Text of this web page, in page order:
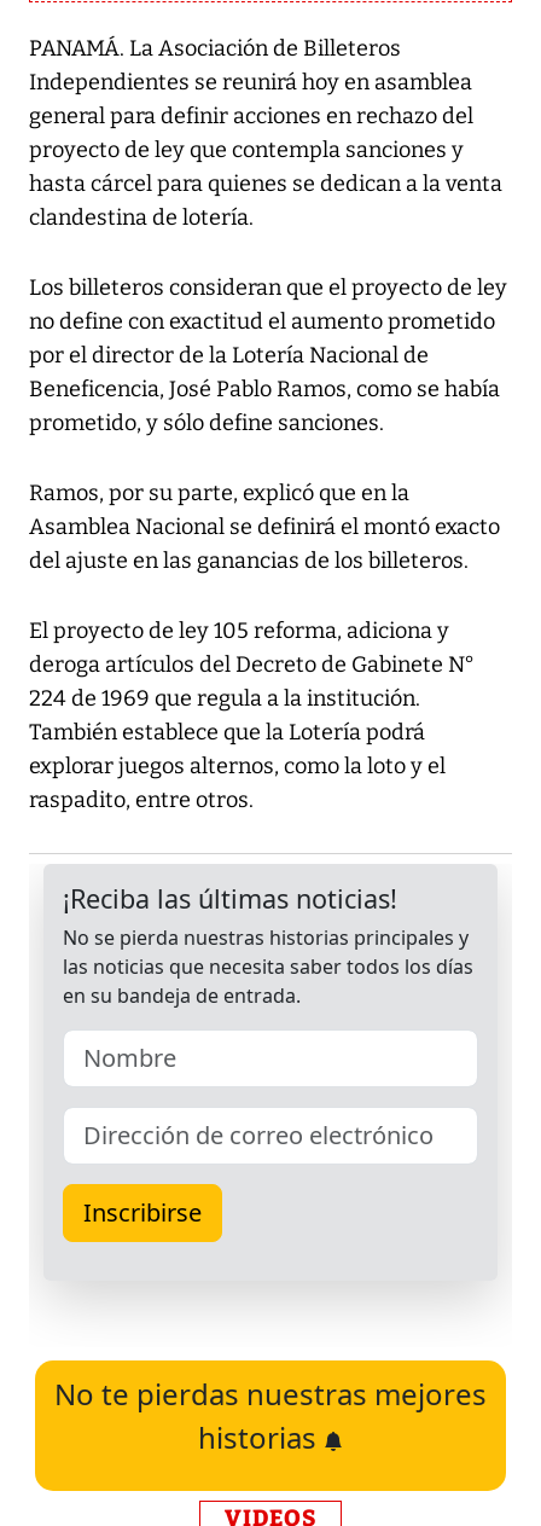
PANAMÁ. La Asociación de Billeteros
Independientes se reunirá hoy en asamblea
general para definir acciones en rechazo del
proyecto de ley que contempla sanciones y
hasta cárcel para quienes se dedican a la venta
clandestina de lotería.
Los billeteros consideran que el proyecto de ley
no define con exactitud el aumento prometido
por el director de la Lotería Nacional de
Beneficencia, José Pablo Ramos, como se había
prometido, y sólo define sanciones.
Ramos, por su parte, explicó que en la
Asamblea Nacional se definirá el montó exacto
del ajuste en las ganancias de los billeteros.
El proyecto de ley 105 reforma, adiciona y
deroga artículos del Decreto de Gabinete N°
224 de 1969 que regula a la institución.
También establece que la Lotería podrá
explorar juegos alternos, como la loto y el
raspadito, entre otros.
No te pierdas nuestras mejores
historias
VIDEOS